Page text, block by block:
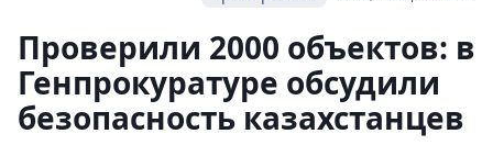
Проверили 2000 объектов: в
Генпрокуратуре обсудили
безопасность казахстанцев